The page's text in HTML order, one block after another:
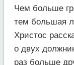
Чем больше
тем большая
Христос
о двух
раз больше